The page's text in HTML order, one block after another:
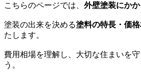
こちらのページでは、 外壁塗装にか
塗装の出来を決める塗料の特長・価
たします。
費用相場を理解し、大切な住まいを
う。